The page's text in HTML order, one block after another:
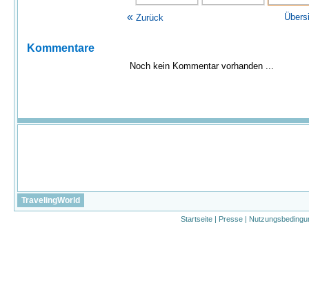
« Zurück
Kommentare
Noch kein Kommentar vorhanden ...
TravelingWorld
Startseite | Presse |